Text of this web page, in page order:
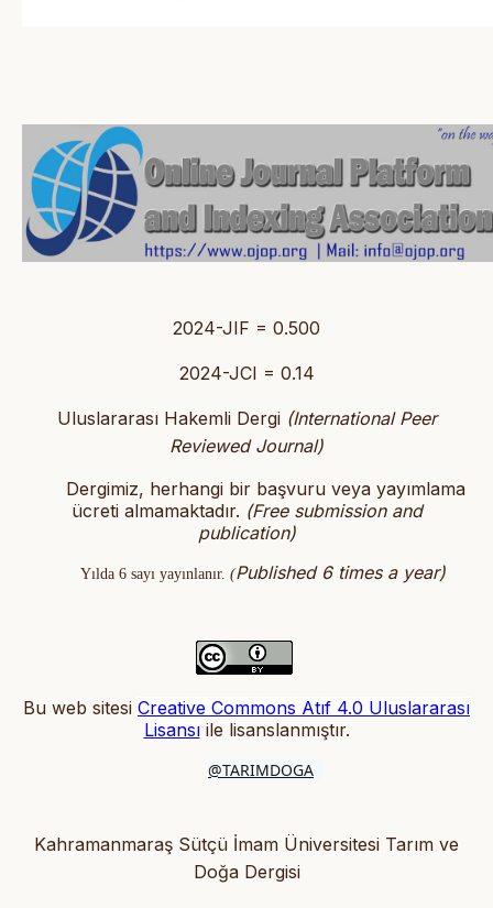
2024-JIF = 0.500
2024-JCI = 0.14
Uluslararası Hakemli Dergi (International Peer
Reviewed Journal)
Dergimiz, herhangi bir başvuru veya yayımlama
ücreti almamaktadır. (Free submission and
publication)
Yılda 6 sayı yayınlanır. (Published 6 times a year)
Bu web sitesi Creative Commons Atıf 4.0 Uluslararası
Lisansıile lisanslanmıştır.
@TARIMDOGA
Kahramanmaraş Sütçü İmam Üniversitesi Tarım ve
Doğa Dergisi